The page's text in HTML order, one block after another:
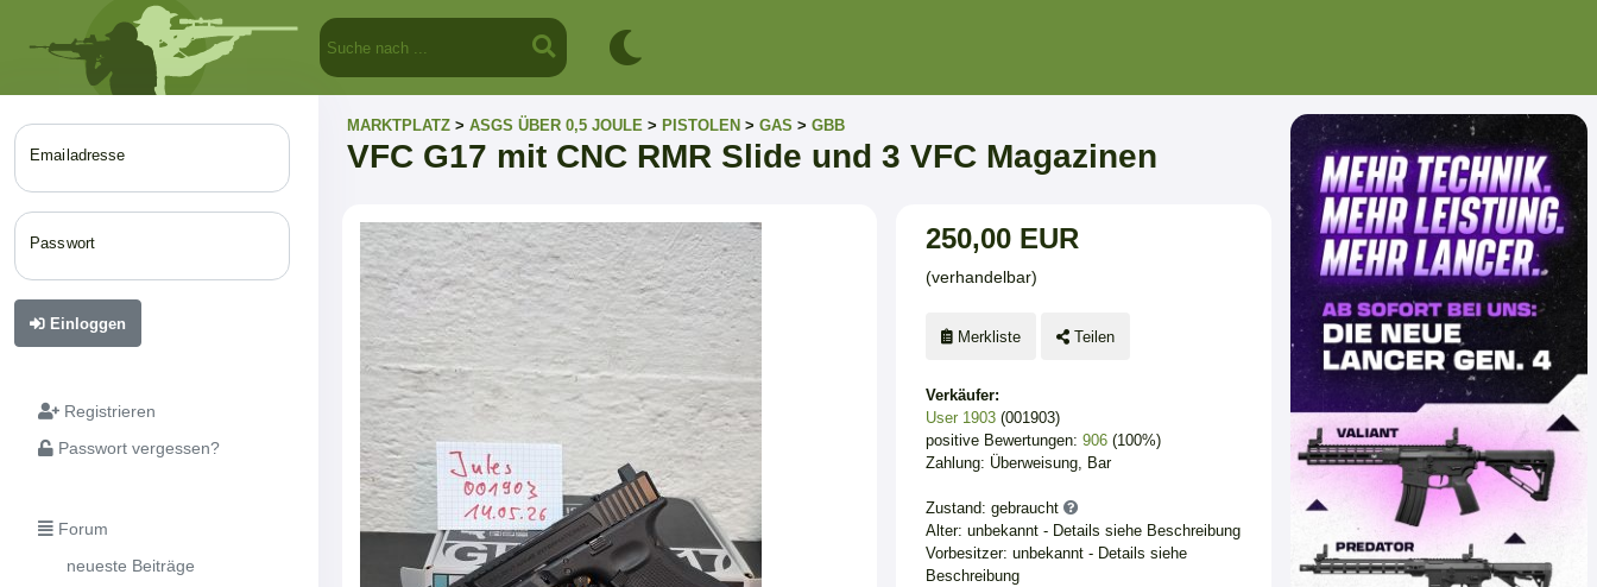
Emailadresse
Passwort
Einloggen
Registrieren
Passwort vergessen?
Forum
neueste Beiträge
MARKTPLATZ > ASGS ÜBER 0,5 JOULE > PISTOLEN > GAS > GBB
VFC G17 mit CNC RMR Slide und 3 VFC Magazinen
250,00 EUR
(verhandelbar)
Merkliste Teilen
Verkäufer:
User 1903(001903)
positive Bewertungen: 906(100%)
Zahlung: Überweisung, Bar
Zustand: gebraucht
Alter: unbekannt - Details siehe Beschreibung
Vorbesitzer: unbekannt - Details siehe
Beschreibung